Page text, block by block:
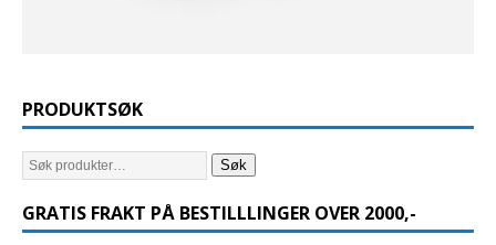
PRODUKTSØK
Søk
GRATIS FRAKT PÅ BESTILLLINGER OVER 2000,-